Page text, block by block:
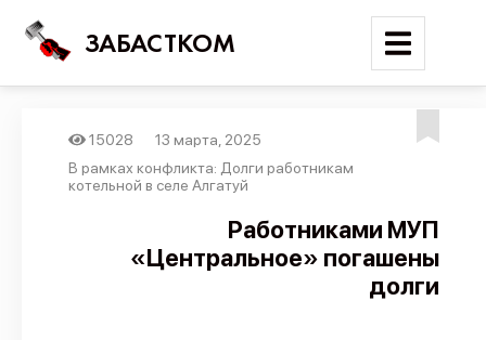
ЗАБАСТКОМ
Войти
Поиск
Новости
15028
13 марта, 2025
В рамках конфликта: Долги работникам
котельной в селе Алгатуй
Работниками МУП
«Центральное» погашены
долги